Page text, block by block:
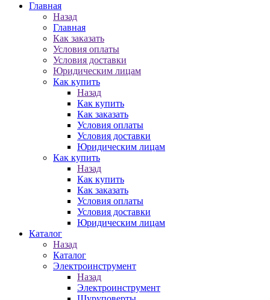
Главная
Назад
Главная
Как заказать
Условия оплаты
Условия доставки
Юридическим лицам
Как купить
Назад
Как купить
Как заказать
Условия оплаты
Условия доставки
Юридическим лицам
Как купить
Назад
Как купить
Как заказать
Условия оплаты
Условия доставки
Юридическим лицам
Каталог
Назад
Каталог
Электроинструмент
Назад
Электроинструмент